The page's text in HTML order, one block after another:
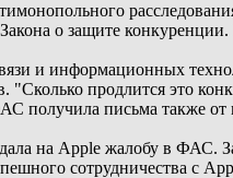
о защите
и информационных
продлится это
получила письма также от
на Apple жалобу в ФАС.
сотрудничества с